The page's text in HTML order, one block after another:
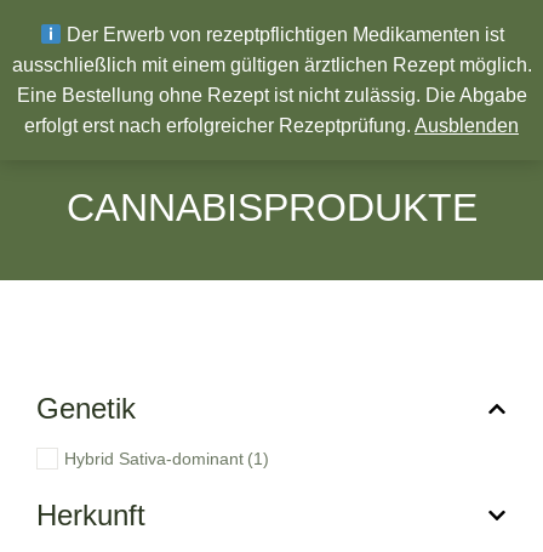
Wir wünschen ein Frohes neues Jahr!
CANNABISPRODUKTE
Genetik
Hybrid Sativa-dominant (1)
Herkunft
Der Erwerb von rezeptpflichtigen Medikamenten ist
ausschließlich mit einem gültigen ärztlichen Rezept möglich.
Eine Bestellung ohne Rezept ist nicht zulässig. Die Abgabe
erfolgt erst nach erfolgreicher Rezeptprüfung. Ausblenden